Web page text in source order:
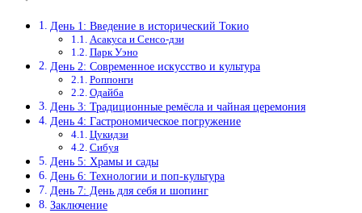
День 1: Введение в исторический Токио
Асакуса и Сенсо-дзи
Парк Уэно
День 2: Современное искусство и культура
Роппонги
Одайба
День 3: Традиционные ремёсла и чайная церемония
День 4: Гастрономическое погружение
Цукидзи
Сибуя
День 5: Храмы и сады
День 6: Технологии и поп-культура
День 7: День для себя и шопинг
Заключение